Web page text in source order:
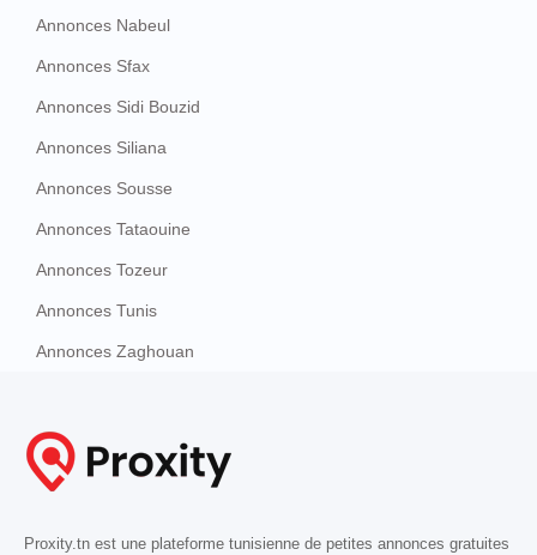
Annonces Nabeul
Annonces Sfax
Annonces Sidi Bouzid
Annonces Siliana
Annonces Sousse
Annonces Tataouine
Annonces Tozeur
Annonces Tunis
Annonces Zaghouan
Proxity.tn est une plateforme tunisienne de petites annonces gratuites